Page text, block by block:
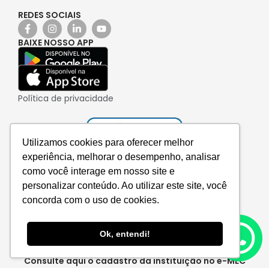
Utilizamos cookies para oferecer melhor
experiência, melhorar o desempenho, analisar
como você interage em nosso site e
personalizar conteúdo. Ao utilizar este site, você
concorda com o uso de cookies.
Ok, entendi!
REDES SOCIAIS
BAIXE NOSSO APP
Política de privacidade
Consulte aqui o cadastro da instituição no e-MEC